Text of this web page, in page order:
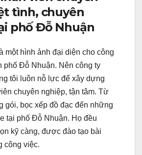
tình, chuyên
phố Đỗ Nhuận
một hình ảnh đại diện cho công
phố Đỗ Nhuận. Nên công ty
tôi luôn nỗ lực để xây dựng
chuyên nghiệp, tận tâm. Từ
gói, bọc xếp đồ đạc đến những
tại phố Đỗ Nhuận. Họ đều
kỹ càng, được đào tạo bài
công việc.